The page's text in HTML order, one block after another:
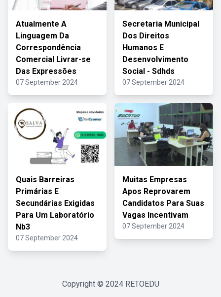
Atualmente A
Linguagem Da
Correspondência
Comercial Livrar-se
Das Expressões
07 September 2024
Secretaria Municipal
Dos Direitos
Humanos E
Desenvolvimento
Social - Sdhds
07 September 2024
Quais Barreiras
Primárias E
Secundárias Exigidas
Para Um Laboratório
Nb3
07 September 2024
Muitas Empresas
Apos Reprovarem
Candidatos Para Suas
Vagas Incentivam
07 September 2024
Copyright © 2024 RETOEDU